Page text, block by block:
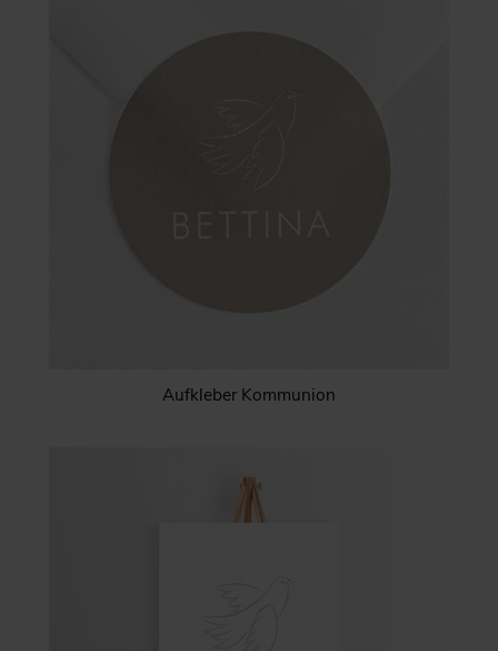
Aufkleber Kommunion